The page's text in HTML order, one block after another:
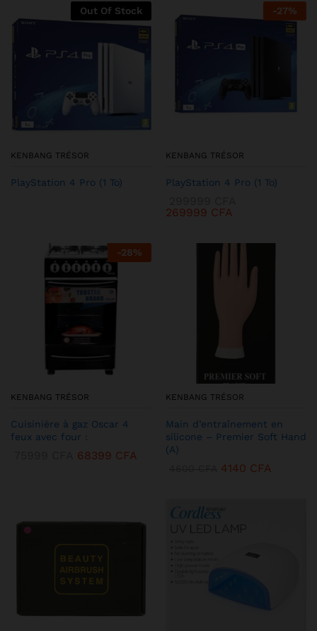
Out Of Stock
KENBANG TRÉSOR
PlayStation 4 Pro (1 To)
-27%
KENBANG TRÉSOR
PlayStation 4 Pro (1 To)
269999 CFA
-28%
KENBANG TRÉSOR
Cuisinière à gaz Oscar 4
feux avec four :
68399 CFA
KENBANG TRÉSOR
Main d’entraînement en
silicone – Premier Soft Hand
(A)
4140 CFA